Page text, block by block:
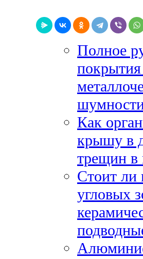
Полное
Как
крышу в
трещин в
Стоит ли
угловых